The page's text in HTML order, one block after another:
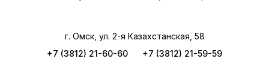
г. Омск, ул. 2-я Казахстанская, 58
+7 (3812) 21-60-60
+7 (3812) 21-59-59